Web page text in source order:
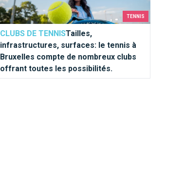
TENNIS
CLUBS DE TENNISTailles,
infrastructures, surfaces: le tennis à
Bruxelles compte de nombreux clubs
offrant toutes les possibilités.